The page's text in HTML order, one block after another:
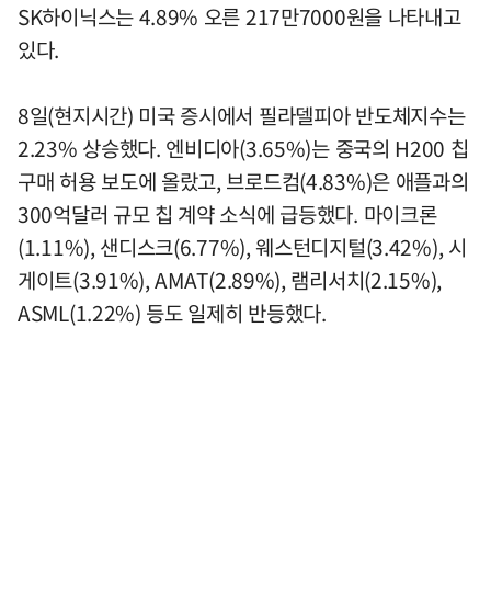
SK하이닉스는 4.89% 오른 217만7000원을 나타내고
있다.
8일(현지시간) 미국 증시에서 필라델피아 반도체지수는
2.23% 상승했다. 엔비디아(3.65%)는 중국의 H200 칩
구매 허용 보도에 올랐고, 브로드컴(4.83%)은 애플과의
300억달러 규모 칩 계약 소식에 급등했다. 마이크론
(1.11%), 샌디스크(6.77%), 웨스턴디지털(3.42%), 시
게이트(3.91%), AMAT(2.89%), 램리서치(2.15%),
ASML(1.22%) 등도 일제히 반등했다.